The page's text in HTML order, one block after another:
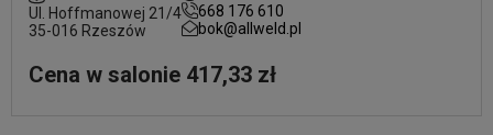
Ul. Hoffmanowej 21/4
35-016 Rzeszów
668 176 610
bok@allweld.pl
Cena w salonie 417,33 zł